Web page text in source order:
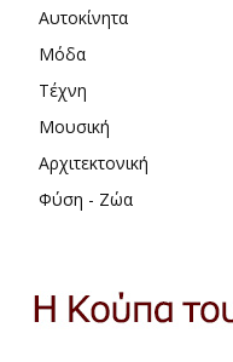
Αυτοκίνητα
Μόδα
Τέχνη
Μουσική
Αρχιτεκτονική
Φύση - Ζώα